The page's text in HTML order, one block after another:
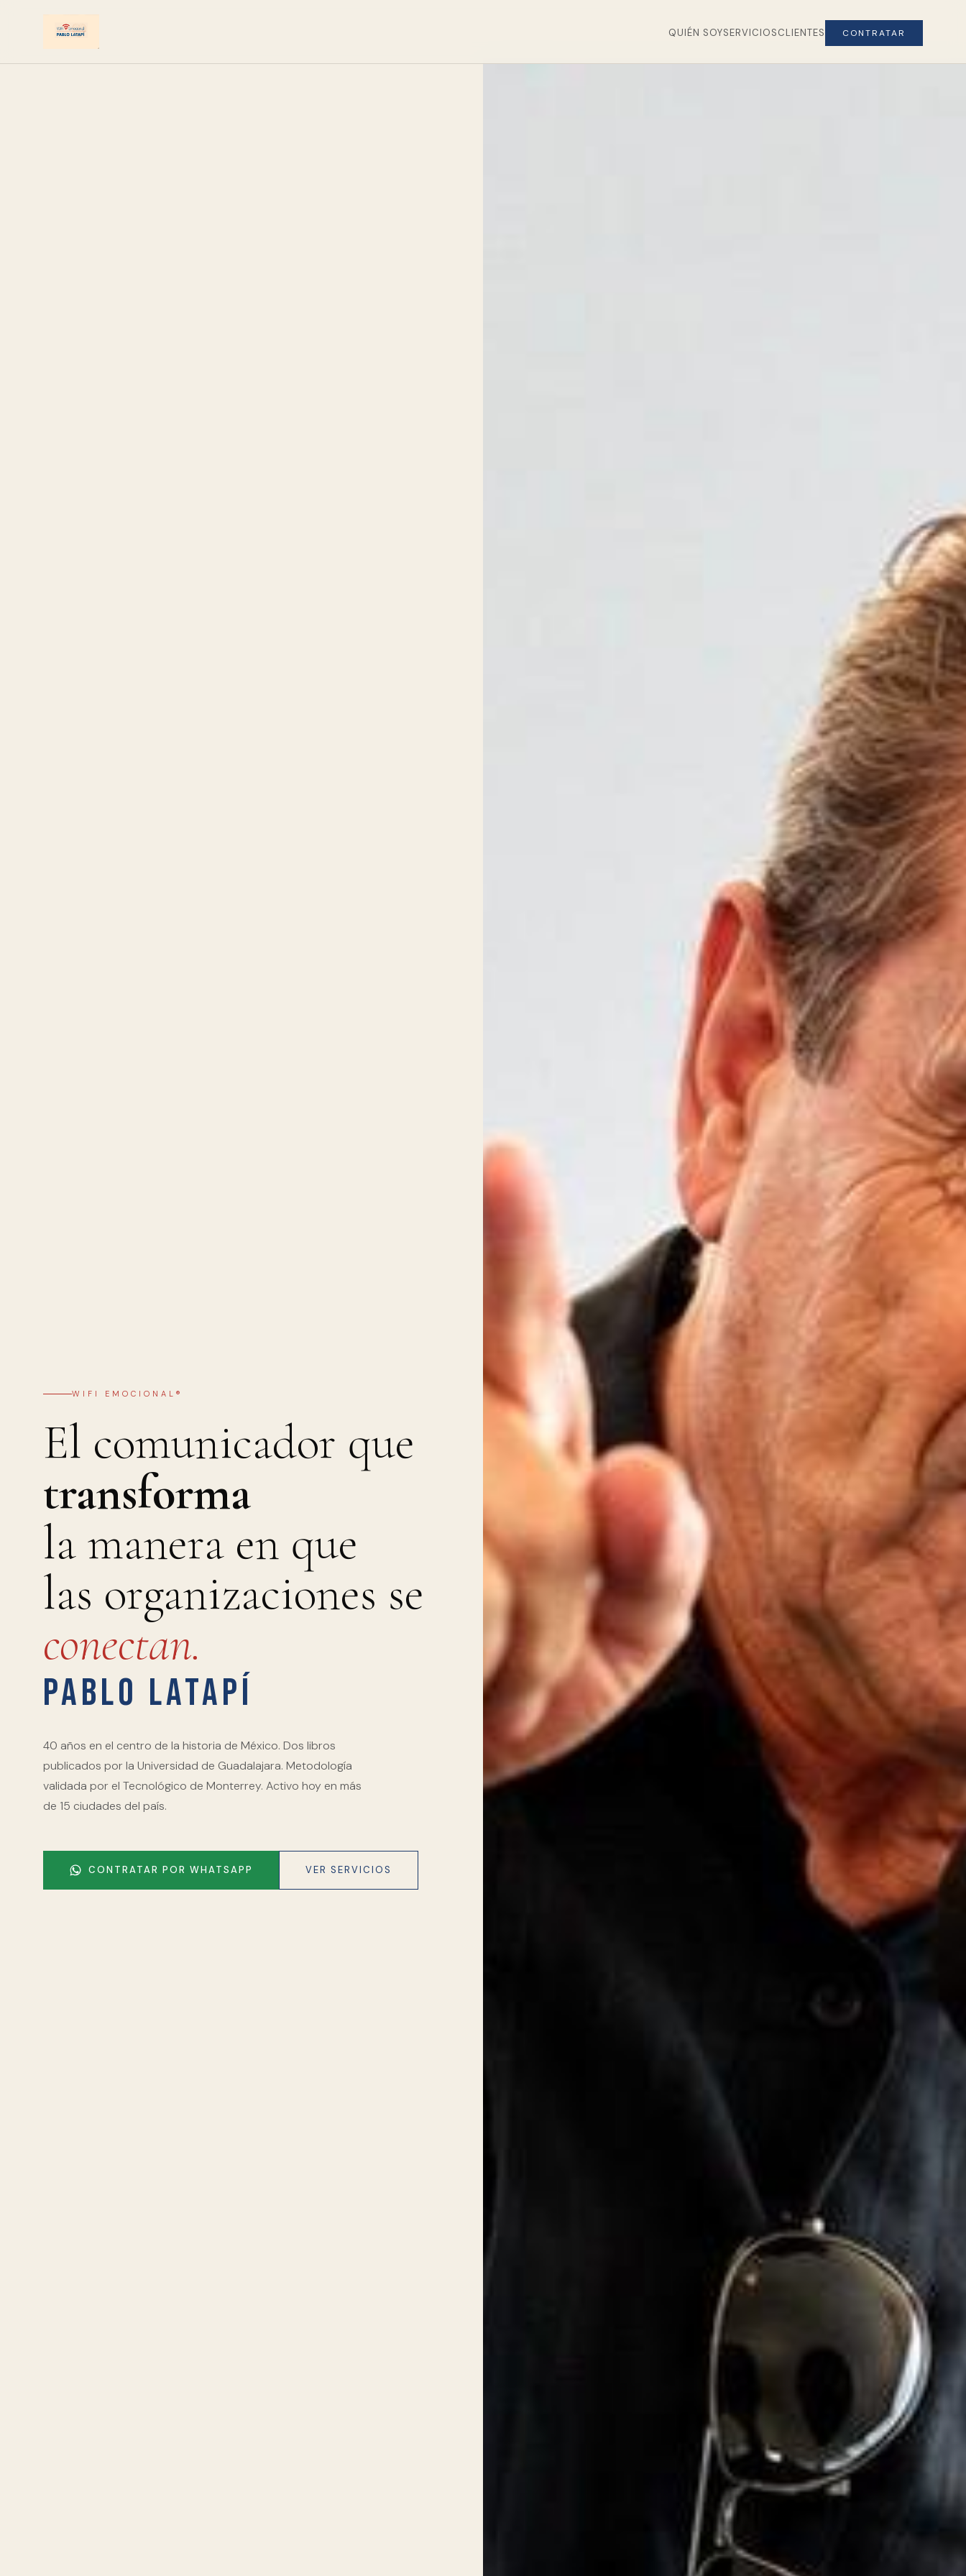
QUIÉN SOYSERVICIOSCLIENTES CONTRATAR
WIFI EMOCIONAL®
El comunicador que
transforma
la manera en que
las organizaciones se
conectan.
Pablo Latapí
40 años en el centro de la historia de México. Dos libros
publicados por la Universidad de Guadalajara. Metodología
validada por el Tecnológico de Monterrey. Activo hoy en más
de 15 ciudades del país.
CONTRATAR POR WHATSAPP VER SERVICIOS